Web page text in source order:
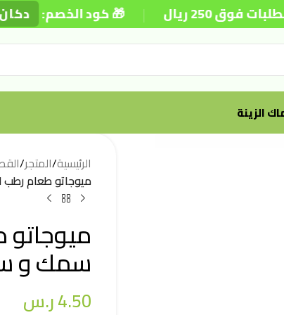
ريال | 🎁 كود الخصم: دكان |
الزينة
الرئيسية/المتجر/
ميوجاتو طعام رطب
سمك و
4.50ر.س